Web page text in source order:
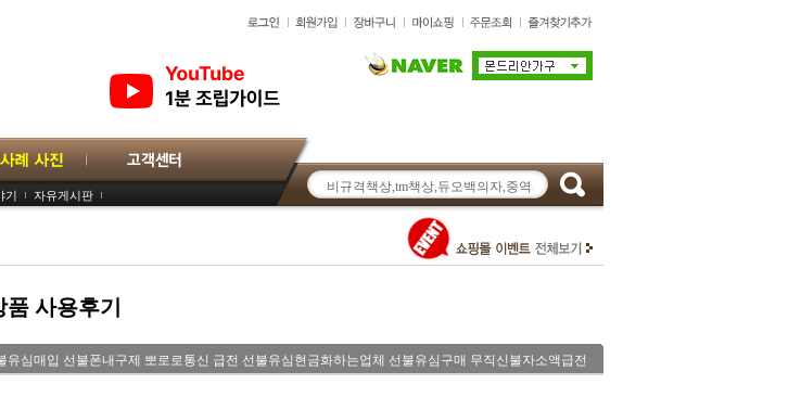
자유게시판
품 사용후기
유심매입 선불폰내구제 뽀로로통신 급전 선불유심현금화하는업체 선불유심구매 무직신불자소액급전